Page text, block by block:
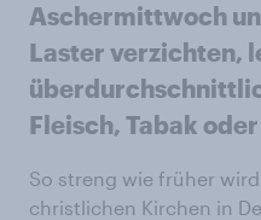
Aschermittwoch
Laster verzichten,
Fleisch, Tabak
So streng wie früher
christlichen Kirchen in